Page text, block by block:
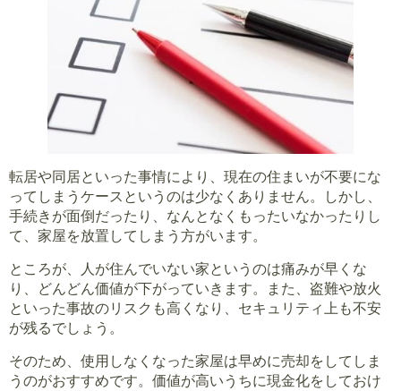
転居や同居といった事情により、現在の住まいが不要にな
ってしまうケースというのは少なくありません。しかし、
手続きが面倒だったり、なんとなくもったいなかったりし
て、家屋を放置してしまう方がいます。
ところが、人が住んでいない家というのは痛みが早くな
り、どんどん価値が下がっていきます。また、盗難や放火
といった事故のリスクも高くなり、セキュリティ上も不安
が残るでしょう。
そのため、使用しなくなった家屋は早めに売却をしてしま
うのがおすすめです。価値が高いうちに現金化をしておけ